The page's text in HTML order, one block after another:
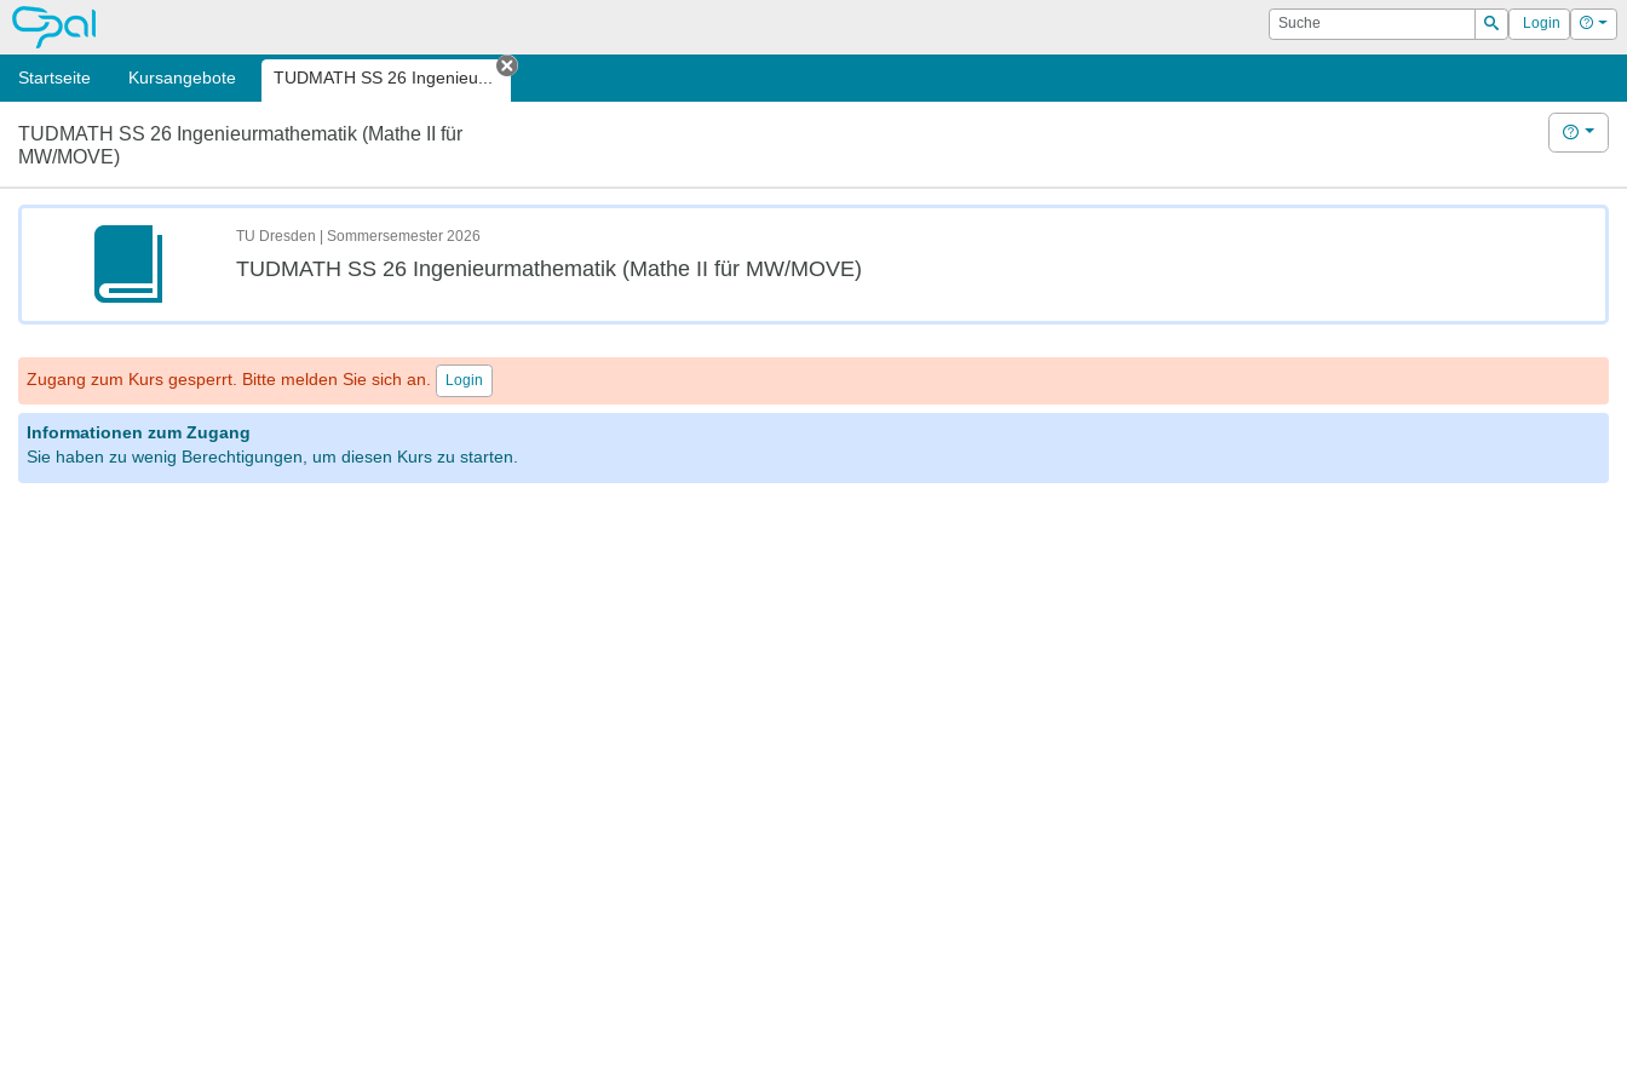
OPAL Suche
Suchen
Login Hilfe
Startseite Kursangebote TUDMATH SS 26 Ingenieu...
Tab schließen
TUDMATH SS 26 Ingenieurmathematik (Mathe II für
MW/MOVE)
Hilfe
TU Dresden | Sommersemester 2026
TUDMATH SS 26 Ingenieurmathematik (Mathe II für MW/MOVE)
Zugang zum Kurs gesperrt. Bitte melden Sie sich an. Login
Informationen zum Zugang
Sie haben zu wenig Berechtigungen, um diesen Kurs zu starten.